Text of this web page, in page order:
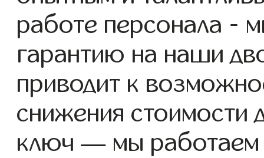
работе персонала -
гарантию на наши
приводит к
снижения стоимости
ключ — мы